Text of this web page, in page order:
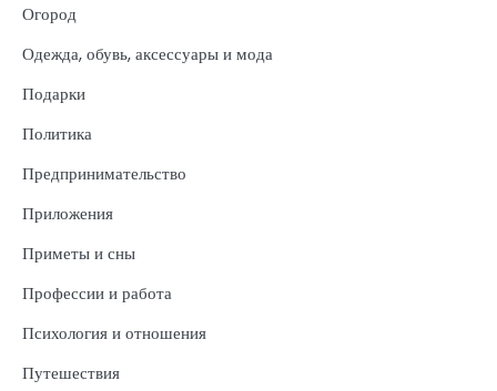
Огород
Одежда, обувь, аксессуары и мода
Подарки
Политика
Предпринимательство
Приложения
Приметы и сны
Профессии и работа
Психология и отношения
Путешествия